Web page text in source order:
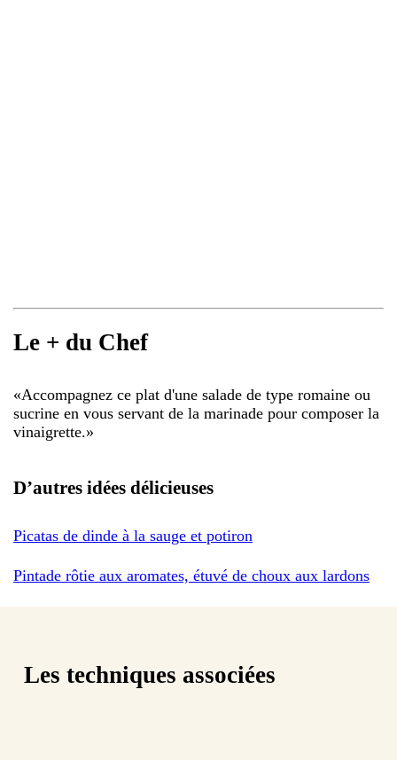
Le + du Chef
«Accompagnez ce plat d'une salade de type romaine ou
sucrine en vous servant de la marinade pour composer la
vinaigrette.»
D’autres idées délicieuses
Picatas de dinde à la sauge et potiron
Pintade rôtie aux aromates, étuvé de choux aux lardons
Les techniques associées